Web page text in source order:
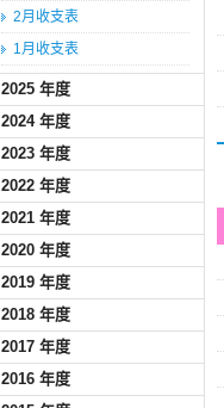
2月收支表
1月收支表
2025 年度
2024 年度
2023 年度
2022 年度
2021 年度
2020 年度
2019 年度
2018 年度
2017 年度
2016 年度